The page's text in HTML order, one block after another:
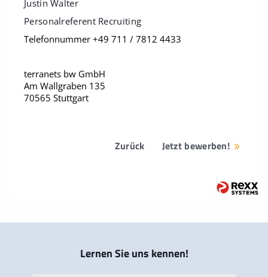
Justin Walter
Personalreferent Recruiting
Telefonnummer +49 711 / 7812 4433
terranets bw GmbH
Am Wallgraben 135
70565 Stuttgart
Zurück Jetzt bewerben!
Lernen Sie uns kennen!